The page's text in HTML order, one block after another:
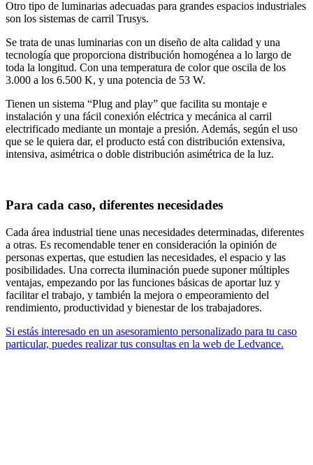
Otro tipo de luminarias adecuadas para grandes espacios industriales
son los sistemas de carril Trusys.
Se trata de unas luminarias con un diseño de alta calidad y una
tecnología que proporciona distribución homogénea a lo largo de
toda la longitud. Con una temperatura de color que oscila de los
3.000 a los 6.500 K, y una potencia de 53 W.
Tienen un sistema “Plug and play” que facilita su montaje e
instalación y una fácil conexión eléctrica y mecánica al carril
electrificado mediante un montaje a presión. Además, según el uso
que se le quiera dar, el producto está con distribución extensiva,
intensiva, asimétrica o doble distribución asimétrica de la luz.
Para cada caso, diferentes necesidades
Cada área industrial tiene unas necesidades determinadas, diferentes
a otras. Es recomendable tener en consideración la opinión de
personas expertas, que estudien las necesidades, el espacio y las
posibilidades. Una correcta iluminación puede suponer múltiples
ventajas, empezando por las funciones básicas de aportar luz y
facilitar el trabajo, y también la mejora o empeoramiento del
rendimiento, productividad y bienestar de los trabajadores.
Si estás interesado en un asesoramiento personalizado para tu caso
particular, puedes realizar tus consultas en la web de Ledvance.